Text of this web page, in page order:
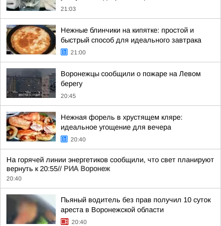
21:03
Нежные блинчики на кипятке: простой и
быстрый способ для идеального завтрака
21:00
Воронежцы сообщили о пожаре на Левом
берегу
20:45
Нежная форель в хрустящем кляре:
идеальное угощение для вечера
20:40
На горячей линии энергетиков сообщили, что свет планируют
вернуть к 20:55// РИА Воронеж
20:40
Пьяный водитель без прав получил 10 суток
ареста в Воронежской области
20:40